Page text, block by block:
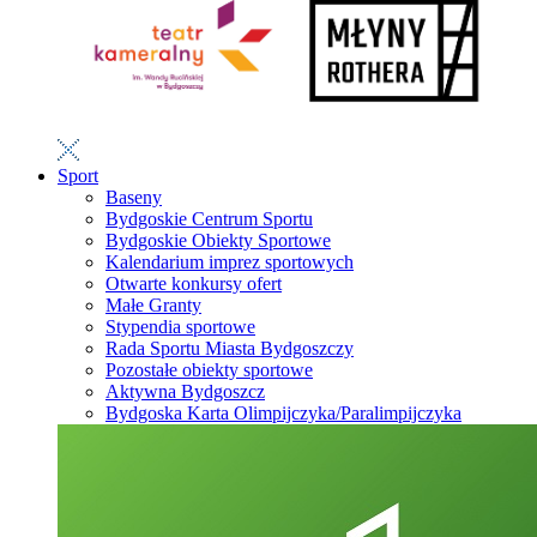
Sport
Baseny
Bydgoskie Centrum Sportu
Bydgoskie Obiekty Sportowe
Kalendarium imprez sportowych
Otwarte konkursy ofert
Małe Granty
Stypendia sportowe
Rada Sportu Miasta Bydgoszczy
Pozostałe obiekty sportowe
Aktywna Bydgoszcz
Bydgoska Karta Olimpijczyka/Paralimpijczyka